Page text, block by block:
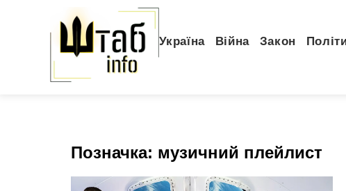
Україна Війна Закон
Позначка: музичний плейлист